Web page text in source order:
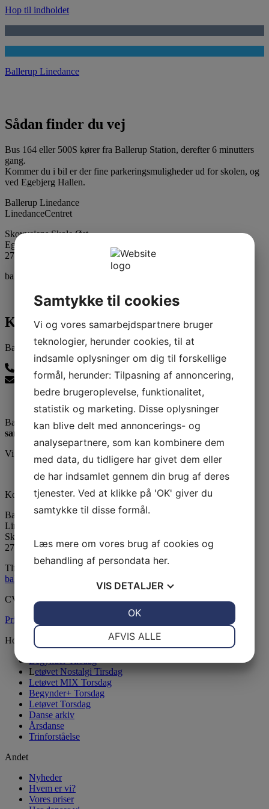
Hop til indholdet
Ballerup Linedance
Sådan finder du vej
Bus 164 eller 500S kører fra Ballerup Station, derefter 6 minutters
gang.
Kommer du i bil er der fine parkeringsmuligheder ud for skolen, og
ved Egebjerg Hallen.
Ballerup Linedance
LinedanceCentret
Skovvejens Skole Øst
Egebjergvang 80
2750 Ballerup
balleruplinedance@gmail.com
Kontakt os
Ballerup Linedance
24815139
balleruplinedance@gmail.com
Ballerup Linedance er klubben uden stræben men med:
samvær - glæde - motion
Vi er medlem af DGI
Kontaktinformation
Ballerup Linedance
LinedanceCentret
Skovvejens Skole Øst
2750 Ballerup
Tlf:
24815139
balleruplinedance@gmail.com
CVR: 33604130
Privatlivsspolitik
Holdoversigt
Begynder Tirsdag
Letøvet Nostalgi Tirsdag
Letøvet MIX Torsdag
Begynder+ Torsdag
Letøvet Torsdag
Danse arkiv
Årsdanse
Trinforståelse
Andet
Nyheder
Hvem er vi?
Vores priser
Samtykke til cookies
Vi og vores samarbejdspartnere bruger
teknologier, herunder cookies, til at
indsamle oplysninger om dig til forskellige
formål, herunder: Tilpasning af annoncering,
bedre brugeroplevelse, funktionalitet,
statistik og marketing. Disse oplysninger
kan blive delt med annoncerings- og
analysepartnere, som kan kombinere dem
med data, du tidligere har givet dem eller
de har indsamlet gennem din brug af deres
tjenester. Ved at klikke på 'OK' giver du
samtykke til disse formål.
Læs mere om vores brug af cookies og
behandling af persondata her.
VIS DETALJER
MARKETING
AFVIS ALLE
OK